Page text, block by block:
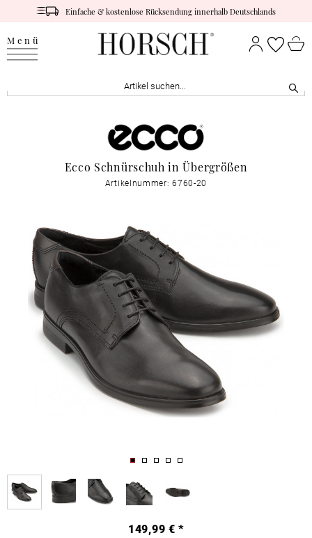
Einfache & kostenlose Rücksendung innerhalb Deutschlands
Menü
Ecco Schnürschuh in Übergrößen
Artikelnummer: 6760-20
149,99 € *